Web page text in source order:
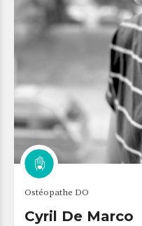
Ostéopathe DO
Cyril De Marco